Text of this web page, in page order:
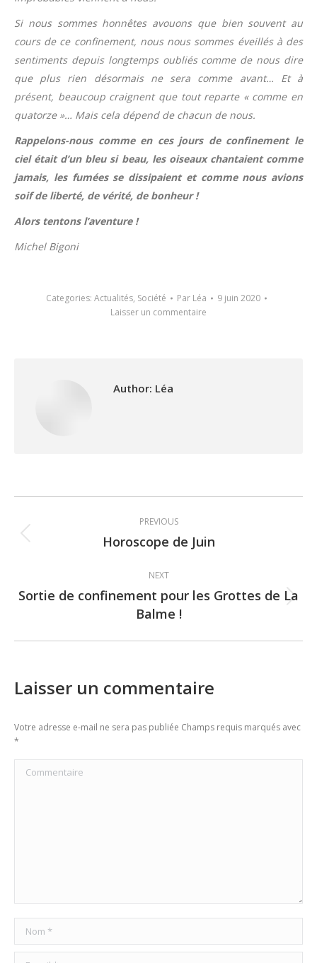
Si nous sommes honnêtes avouons que bien souvent au
cours de ce confinement, nous nous sommes éveillés à des
sentiments depuis longtemps oubliés comme de nous dire
que plus rien désormais ne sera comme avant… Et à
présent, beaucoup craignent que tout reparte « comme en
quatorze »… Mais cela dépend de chacun de nous.
Rappelons-nous comme en ces jours de confinement le
ciel était d’un bleu si beau, les oiseaux chantaient comme
jamais, les fumées se dissipaient et comme nous avions
soif de liberté, de vérité, de bonheur !
Alors tentons l’aventure !
Michel Bigoni
Categories: Actualités, Société Par Léa
9 juin 2020
Laisser un commentaire
Author: Léa
navigation
PREVIOUS
Previous
Horoscope de Juin
NEXT
Next
post:
Sortie de confinement pour les Grottes de La
Balme !
Laisser un commentaire
Votre adresse e-mail ne sera pas publiée Champs requis marqués avec
*
Commentaire
Nom *